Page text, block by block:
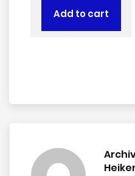
Add to cart